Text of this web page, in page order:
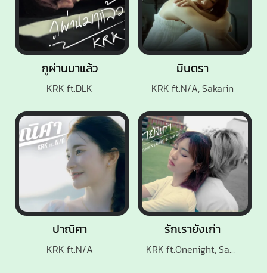
ปาณิศา
KRK ft.N/A
รักเรายังเก่า
KRK ft.Onenight, Sakarin
กูผ่านมาแล้ว
KRK ft.DLK
มินตรา
KRK ft.N/A, Sakarin